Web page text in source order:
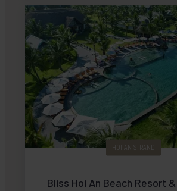
HOI AN STRAND
Bliss Hoi An Beach Resort